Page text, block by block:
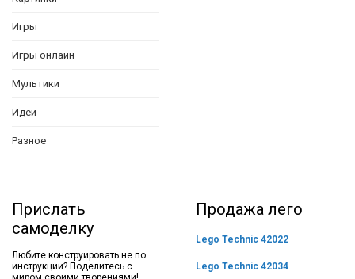
Игры
Игры онлайн
Мультики
Идеи
Разное
Прислать
самоделку
Любите конструировать не по
инструкции? Поделитесь с
Продажа лего
Lego Technic 42022
Lego Technic 42034